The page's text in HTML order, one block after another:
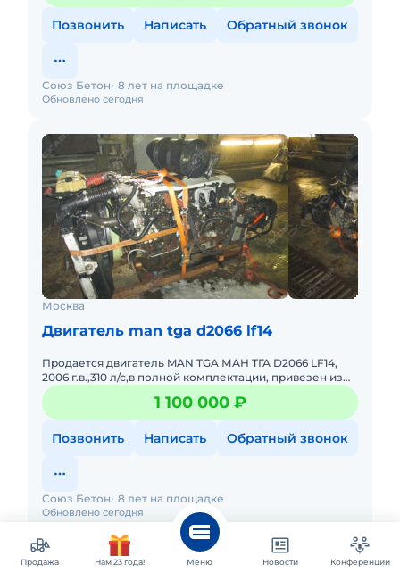
Позвонить Написать Обратный звонок
Обновлено сегодня
Союз Бетон 8 лет на площадке
Москва
Двигатель man tga d2066 lf14
Продается двигатель MAN TGA МАН ТГА D2066 LF14,
2006 г.в.,310 л/с,в полной комплектации, привезен из
Германии в конце ноября ,снят с полностью рабочей
машины бе
1 100 000 ₽
Позвонить Написать Обратный звонок
Обновлено сегодня
Союз Бетон 8 лет на площадке
Продажа Нам 23 года! Меню Новости Конференции